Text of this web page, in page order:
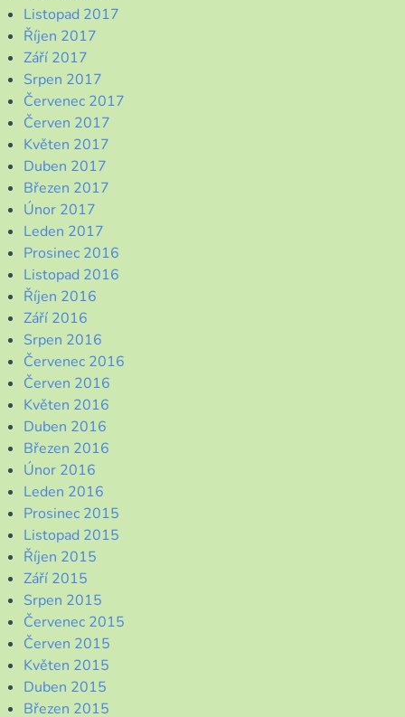
Listopad 2017
Říjen 2017
Září 2017
Srpen 2017
Červenec 2017
Červen 2017
Květen 2017
Duben 2017
Březen 2017
Únor 2017
Leden 2017
Prosinec 2016
Listopad 2016
Říjen 2016
Září 2016
Srpen 2016
Červenec 2016
Červen 2016
Květen 2016
Duben 2016
Březen 2016
Únor 2016
Leden 2016
Prosinec 2015
Listopad 2015
Říjen 2015
Září 2015
Srpen 2015
Červenec 2015
Červen 2015
Květen 2015
Duben 2015
Březen 2015